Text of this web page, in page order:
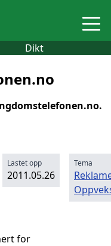
Dikt
.
Lastet opp
2011.05.26
Tema
for